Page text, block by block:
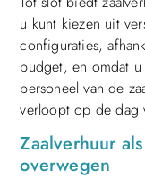
u kunt kiezen uit
configuraties,
budget, en omdat
personeel van de
verloopt op de dag
Zaalverhuur
overwegen